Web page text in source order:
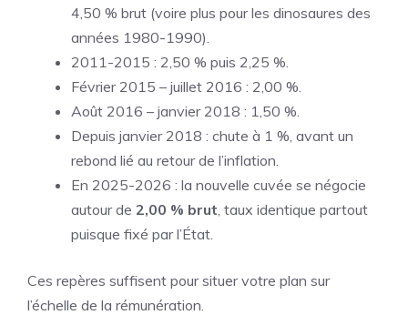
4,50 % brut (voire plus pour les dinosaures des
années 1980-1990).
2011-2015 : 2,50 % puis 2,25 %.
Février 2015 – juillet 2016 : 2,00 %.
Août 2016 – janvier 2018 : 1,50 %.
Depuis janvier 2018 : chute à 1 %, avant un
rebond lié au retour de l’inflation.
En 2025-2026 : la nouvelle cuvée se négocie
autour de 2,00 % brut, taux identique partout
puisque fixé par l’État.
Ces repères suffisent pour situer votre plan sur
l’échelle de la rémunération.